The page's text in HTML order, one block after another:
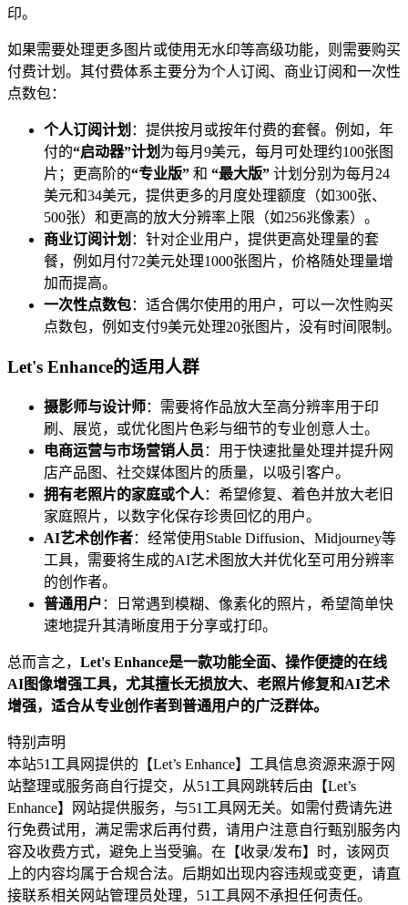
印。
如果需要处理更多图片或使用无水印等高级功能，则需要购买
付费计划。其付费体系主要分为个人订阅、商业订阅和一次性
点数包：
个人订阅计划 ：提供按月或按年付费的套餐。例如，年
付的“启动器”计划 为每月9美元，每月可处理约100张图
片；更高阶的“专业版” 和 “最大版” 计划分别为每月24
美元和34美元，提供更多的月度处理额度（如300张、
500张）和更高的放大分辨率上限（如256兆像素）。
商业订阅计划 ：针对企业用户，提供更高处理量的套
餐，例如月付72美元处理1000张图片，价格随处理量增
加而提高。
一次性点数包：适合偶尔使用的用户，可以一次性购买
点数包，例如支付9美元处理20张图片，没有时间限制。
Let's Enhance的适用人群
摄影师与设计师：需要将作品放大至高分辨率用于印
刷、展览，或优化图片色彩与细节的专业创意人士。
电商运营与市场营销人员 ：用于快速批量处理并提升网
店产品图、社交媒体图片的质量，以吸引客户。
拥有老照片的家庭或个人 ：希望修复、着色并放大老旧
家庭照片，以数字化保存珍贵回忆的用户。
AI艺术创作者：经常使用Stable Diffusion、Midjourney等
工具，需要将生成的AI艺术图放大并优化至可用分辨率
的创作者。
普通用户 ：日常遇到模糊、像素化的照片，希望简单快
速地提升其清晰度用于分享或打印。
总而言之， Let's Enhance是一款功能全面、操作便捷的在线
AI图像增强工具，尤其擅长无损放大、老照片修复和AI艺术
增强，适合从专业创作者到普通用户的广泛群体。
特别声明
本站51工具网提供的【Let’s Enhance】工具信息资源来源于网
站整理或服务商自行提交，从51工具网跳转后由【Let’s
Enhance】网站提供服务，与51工具网无关。如需付费请先进
行免费试用，满足需求后再付费，请用户注意自行甄别服务内
容及收费方式，避免上当受骗。在【收录/发布】时，该网页
上的内容均属于合规合法。后期如出现内容违规或变更，请直
接联系相关网站管理员处理，51工具网不承担任何责任。